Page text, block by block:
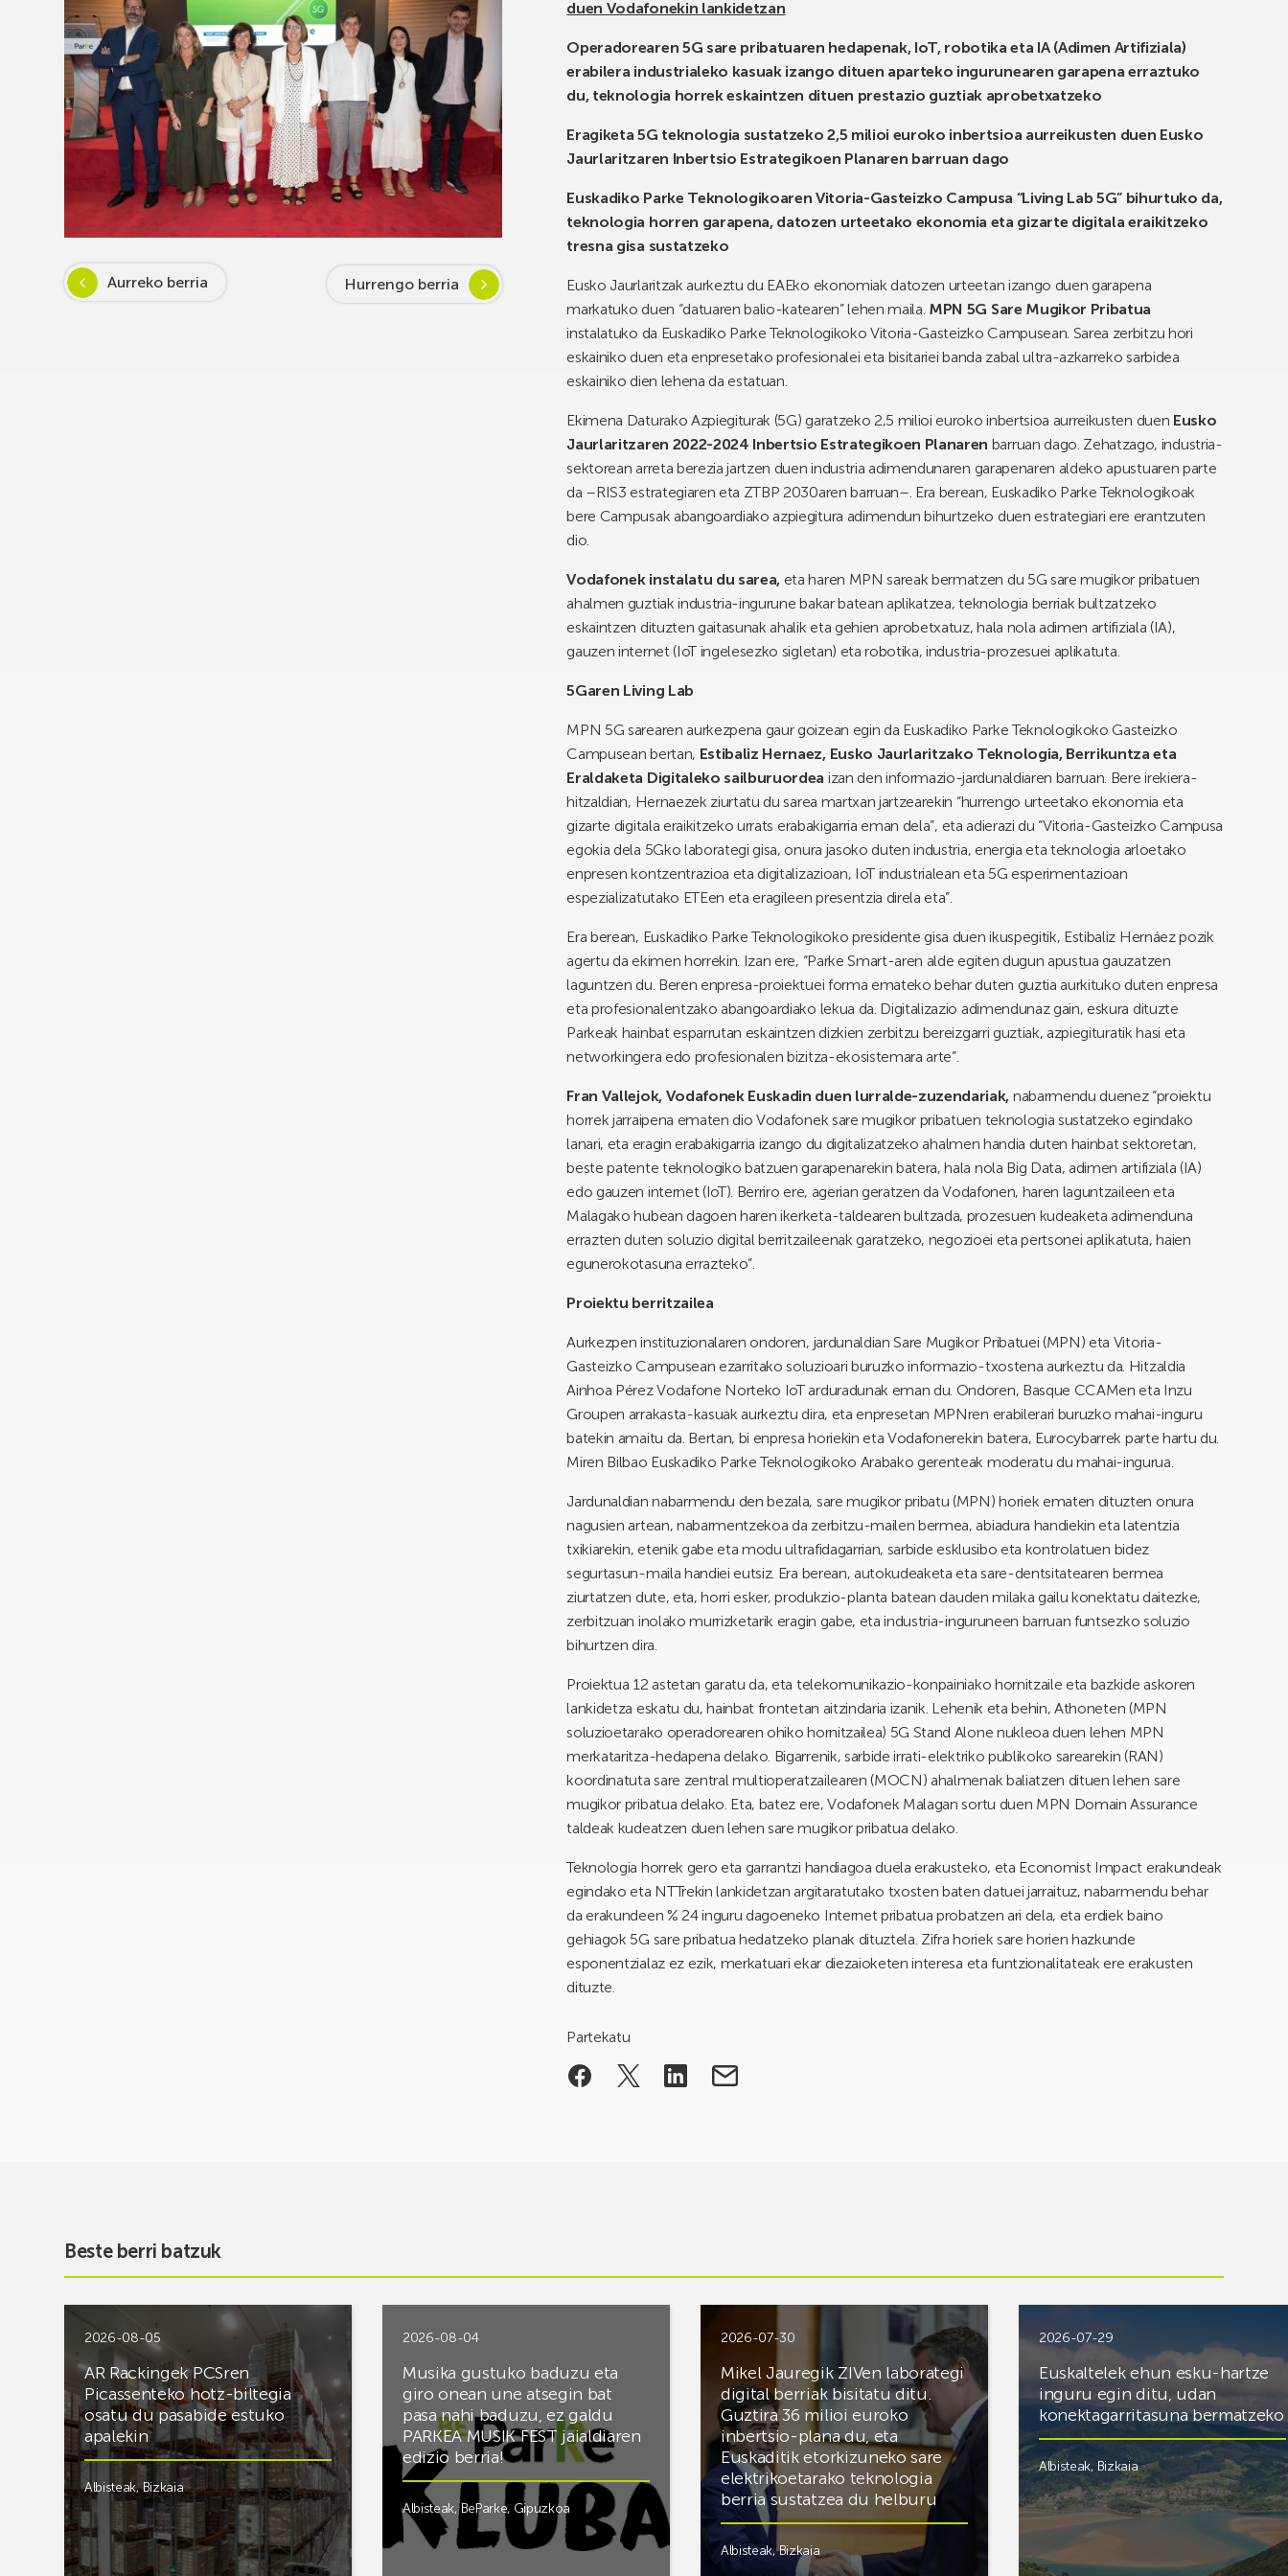
Aurreko berria Hurrengo berria
duen Vodafonekin lankidetzan
Operadorearen 5G sare pribatuaren hedapenak, IoT, robotika eta IA (Adimen Artifiziala)
erabilera industrialeko kasuak izango dituen aparteko ingurunearen garapena erraztuko
du, teknologia horrek eskaintzen dituen prestazio guztiak aprobetxatzeko
Eragiketa 5G teknologia sustatzeko 2,5 milioi euroko inbertsioa aurreikusten duen Eusko
Jaurlaritzaren Inbertsio Estrategikoen Planaren barruan dago
Euskadiko Parke Teknologikoaren Vitoria-Gasteizko Campusa “Living Lab 5G” bihurtuko da,
teknologia horren garapena, datozen urteetako ekonomia eta gizarte digitala eraikitzeko
tresna gisa sustatzeko
Eusko Jaurlaritzak aurkeztu du EAEko ekonomiak datozen urteetan izango duen garapena
markatuko duen “datuaren balio-katearen” lehen maila. MPN 5G Sare Mugikor Pribatua
instalatuko da Euskadiko Parke Teknologikoko Vitoria-Gasteizko Campusean. Sarea zerbitzu hori
eskainiko duen eta enpresetako profesionalei eta bisitariei banda zabal ultra-azkarreko sarbidea
eskainiko dien lehena da estatuan.
Ekimena Daturako Azpiegiturak (5G) garatzeko 2,5 milioi euroko inbertsioa aurreikusten duen Eusko
Jaurlaritzaren 2022-2024 Inbertsio Estrategikoen Planaren barruan dago. Zehatzago, industria-
sektorean arreta berezia jartzen duen industria adimendunaren garapenaren aldeko apustuaren parte
da –RIS3 estrategiaren eta ZTBP 2030aren barruan–. Era berean, Euskadiko Parke Teknologikoak
bere Campusak abangoardiako azpiegitura adimendun bihurtzeko duen estrategiari ere erantzuten
dio.
Vodafonek instalatu du sarea, eta haren MPN sareak bermatzen du 5G sare mugikor pribatuen
ahalmen guztiak industria-ingurune bakar batean aplikatzea, teknologia berriak bultzatzeko
eskaintzen dituzten gaitasunak ahalik eta gehien aprobetxatuz, hala nola adimen artifiziala (IA),
gauzen internet (IoT ingelesezko sigletan) eta robotika, industria-prozesuei aplikatuta.
5Garen Living Lab
MPN 5G sarearen aurkezpena gaur goizean egin da Euskadiko Parke Teknologikoko Gasteizko
Campusean bertan, Estibaliz Hernaez, Eusko Jaurlaritzako Teknologia, Berrikuntza eta
Eraldaketa Digitaleko sailburuordea izan den informazio-jardunaldiaren barruan. Bere irekiera-
hitzaldian, Hernaezek ziurtatu du sarea martxan jartzearekin “hurrengo urteetako ekonomia eta
gizarte digitala eraikitzeko urrats erabakigarria eman dela”, eta adierazi du “Vitoria-Gasteizko Campusa
egokia dela 5Gko laborategi gisa, onura jasoko duten industria, energia eta teknologia arloetako
enpresen kontzentrazioa eta digitalizazioan, IoT industrialean eta 5G esperimentazioan
espezializatutako ETEen eta eragileen presentzia direla eta”.
Era berean, Euskadiko Parke Teknologikoko presidente gisa duen ikuspegitik, Estibaliz Hernáez pozik
agertu da ekimen horrekin. Izan ere, “Parke Smart-aren alde egiten dugun apustua gauzatzen
laguntzen du. Beren enpresa-proiektuei forma emateko behar duten guztia aurkituko duten enpresa
eta profesionalentzako abangoardiako lekua da. Digitalizazio adimendunaz gain, eskura dituzte
Parkeak hainbat esparrutan eskaintzen dizkien zerbitzu bereizgarri guztiak, azpiegituratik hasi eta
networkingera edo profesionalen bizitza-ekosistemara arte”.
Fran Vallejok, Vodafonek Euskadin duen lurralde-zuzendariak, nabarmendu duenez “proiektu
horrek jarraipena ematen dio Vodafonek sare mugikor pribatuen teknologia sustatzeko egindako
lanari, eta eragin erabakigarria izango du digitalizatzeko ahalmen handia duten hainbat sektoretan,
beste patente teknologiko batzuen garapenarekin batera, hala nola Big Data, adimen artifiziala (IA)
edo gauzen internet (IoT). Berriro ere, agerian geratzen da Vodafonen, haren laguntzaileen eta
Malagako hubean dagoen haren ikerketa-taldearen bultzada, prozesuen kudeaketa adimenduna
errazten duten soluzio digital berritzaileenak garatzeko, negozioei eta pertsonei aplikatuta, haien
egunerokotasuna errazteko”.
Proiektu berritzailea
Aurkezpen instituzionalaren ondoren, jardunaldian Sare Mugikor Pribatuei (MPN) eta Vitoria-
Gasteizko Campusean ezarritako soluzioari buruzko informazio-txostena aurkeztu da. Hitzaldia
Ainhoa Pérez Vodafone Norteko IoT arduradunak eman du. Ondoren, Basque CCAMen eta Inzu
Groupen arrakasta-kasuak aurkeztu dira, eta enpresetan MPNren erabilerari buruzko mahai-inguru
batekin amaitu da. Bertan, bi enpresa horiekin eta Vodafonerekin batera, Eurocybarrek parte hartu du.
Miren Bilbao Euskadiko Parke Teknologikoko Arabako gerenteak moderatu du mahai-ingurua.
Jardunaldian nabarmendu den bezala, sare mugikor pribatu (MPN) horiek ematen dituzten onura
nagusien artean, nabarmentzekoa da zerbitzu-mailen bermea, abiadura handiekin eta latentzia
txikiarekin, etenik gabe eta modu ultrafidagarrian, sarbide esklusibo eta kontrolatuen bidez
segurtasun-maila handiei eutsiz. Era berean, autokudeaketa eta sare-dentsitatearen bermea
ziurtatzen dute, eta, horri esker, produkzio-planta batean dauden milaka gailu konektatu daitezke,
zerbitzuan inolako murrizketarik eragin gabe, eta industria-inguruneen barruan funtsezko soluzio
bihurtzen dira.
Proiektua 12 astetan garatu da, eta telekomunikazio-konpainiako hornitzaile eta bazkide askoren
lankidetza eskatu du, hainbat frontetan aitzindaria izanik. Lehenik eta behin, Athoneten (MPN
soluzioetarako operadorearen ohiko hornitzailea) 5G Stand Alone nukleoa duen lehen MPN
merkataritza-hedapena delako. Bigarrenik, sarbide irrati-elektriko publikoko sarearekin (RAN)
koordinatuta sare zentral multioperatzailearen (MOCN) ahalmenak baliatzen dituen lehen sare
mugikor pribatua delako. Eta, batez ere, Vodafonek Malagan sortu duen MPN Domain Assurance
taldeak kudeatzen duen lehen sare mugikor pribatua delako.
Teknologia horrek gero eta garrantzi handiagoa duela erakusteko, eta Economist Impact erakundeak
egindako eta NTTrekin lankidetzan argitaratutako txosten baten datuei jarraituz, nabarmendu behar
da erakundeen % 24 inguru dagoeneko Internet pribatua probatzen ari dela, eta erdiek baino
gehiagok 5G sare pribatua hedatzeko planak dituztela. Zifra horiek sare horien hazkunde
esponentzialaz ez ezik, merkatuari ekar diezaioketen interesa eta funtzionalitateak ere erakusten
dituzte.
Partekatu
Beste berri batzuk
2026-08-05
AR Rackingek PCSren
Picassenteko hotz-biltegia
osatu du pasabide estuko
apalekin
Albisteak,Bizkaia
2026-08-04
Musika gustuko baduzu eta
giro onean une atsegin bat
pasa nahi baduzu, ez galdu
PARKEA MUSIK FEST jaialdiaren
edizio berria!
Albisteak,BeParke, Gipuzkoa
2026-07-30
Mikel Jauregik ZIVen laborategi
digital berriak bisitatu ditu.
Guztira 36 milioi euroko
inbertsio-plana du, eta
Euskaditik etorkizuneko sare
elektrikoetarako teknologia
berria sustatzea du helburu
Albisteak,Bizkaia
2026-07-29
Euskaltelek ehun esku-hartze
inguru egin ditu, udan
konektagarritasuna bermatzeko
Albisteak, Bizkaia